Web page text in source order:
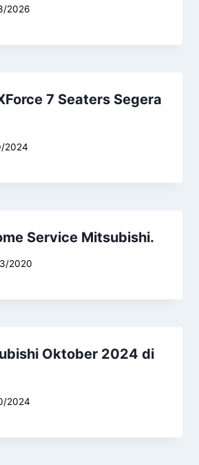
2026
7 Seaters Segera
2024
Service Mitsubishi.
2020
Oktober 2024 di
2024